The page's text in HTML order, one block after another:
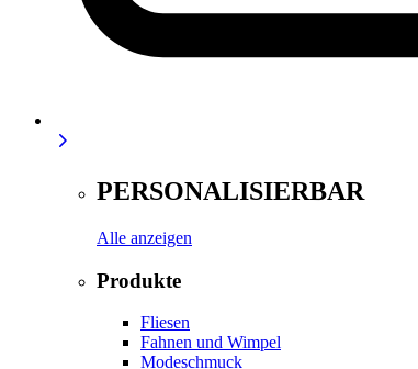
PERSONALISIERBAR
Alle anzeigen
Produkte
Fliesen
Fahnen und Wimpel
Modeschmuck